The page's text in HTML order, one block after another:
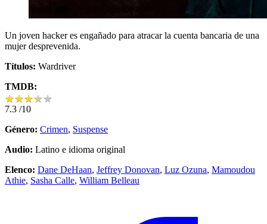
Un joven hacker es engañado para atracar la cuenta bancaria de una
mujer desprevenida.
Títulos: Wardriver
TMDB:
★★★★★
★★★★★
7.3 /10
Género: Crimen, Suspense
Audio: Latino e idioma original
Elenco: Dane DeHaan, Jeffrey Donovan, Luz Ozuna, Mamoudou
Athie, Sasha Calle, William Belleau